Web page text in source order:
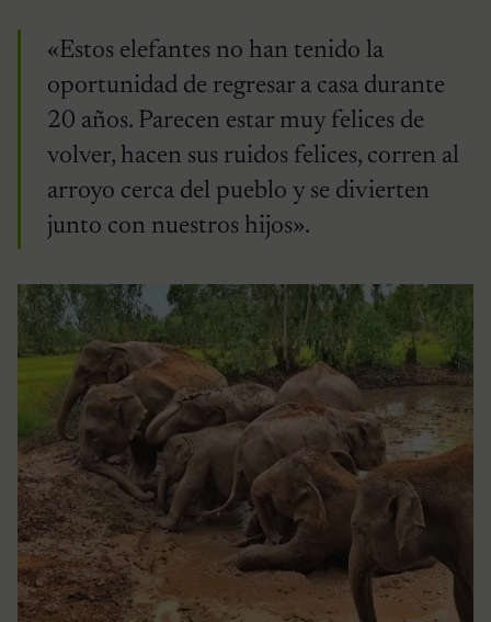
«Estos elefantes no han tenido la
oportunidad de regresar a casa durante
20 años. Parecen estar muy felices de
volver, hacen sus ruidos felices, corren al
arroyo cerca del pueblo y se divierten
junto con nuestros hijos».